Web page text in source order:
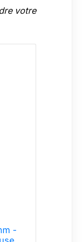
votre
-